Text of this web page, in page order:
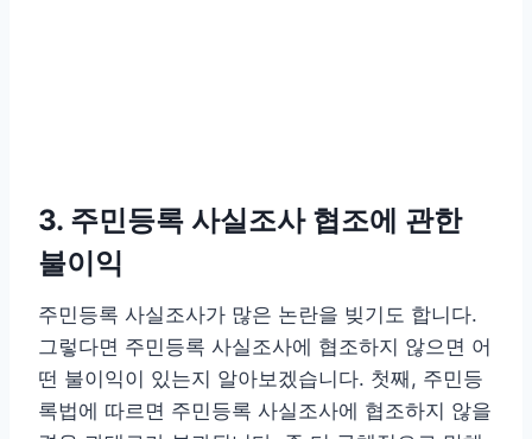
3. 주민등록 사실조사 협조에 관한
불이익
주민등록 사실조사가 많은 논란을 빚기도 합니다.
그렇다면 주민등록 사실조사에 협조하지 않으면 어
떤 불이익이 있는지 알아보겠습니다. 첫째, 주민등
록법에 따르면 주민등록 사실조사에 협조하지 않을